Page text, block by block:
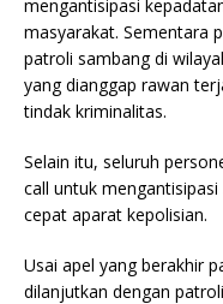
mengantisipasi
masyarakat. Sementara
patroli sambang di
yang dianggap rawan
tindak kriminalitas.
Selain itu, seluruh
call untuk
cepat aparat kepolisian.
Usai apel yang berakhir
dilanjutkan dengan